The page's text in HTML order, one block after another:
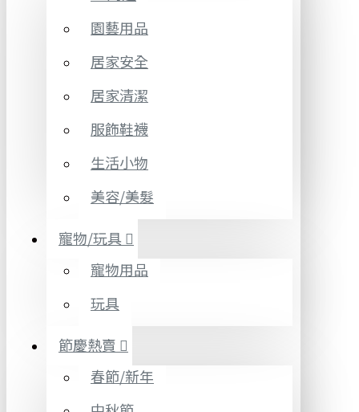
園藝用品
居家安全
居家清潔
服飾鞋襪
生活小物
美容/美髮
寵物/玩具
寵物用品
玩具
節慶熱賣
春節/新年